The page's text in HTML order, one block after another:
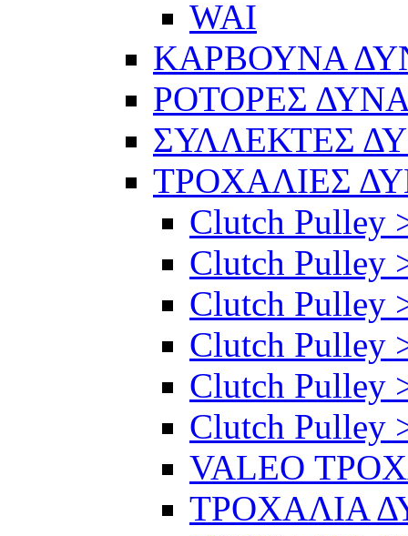
WAI
ΚΑΡΒΟΥΝΑ
ΡΟΤΟΡΕΣ
ΣΥΛΛΕΚΤΕΣ
ΤΡΟΧΑΛΙΕΣ
Clutch Pulley
Clutch Pulley
Clutch Pulley
Clutch Pulley
Clutch Pulley
Clutch Pulley
VALEO
ΤΡΟΧΑΛΙΑ